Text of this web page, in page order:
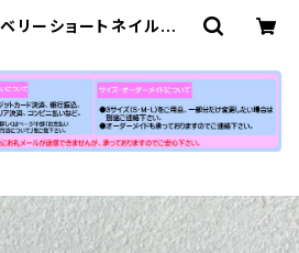
リーショートネイルチッ
公式】小さい爪ショート
プ専門店N-MARKET-S
HORT